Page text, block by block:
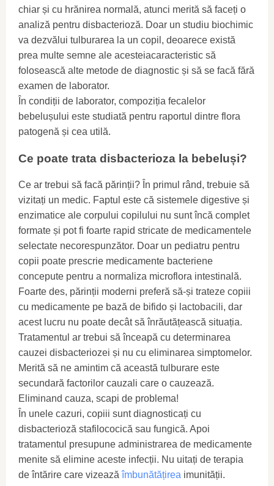
chiar și cu hrănirea normală, atunci merită să faceți o
analiză pentru disbacterioză. Doar un studiu biochimic
va dezvălui tulburarea la un copil, deoarece există
prea multe semne ale acesteiacaracteristic să
folosească alte metode de diagnostic și să se facă fără
examen de laborator.
În condiții de laborator, compoziția fecalelor
bebelușului este studiată pentru raportul dintre flora
patogenă și cea utilă.
Ce poate trata disbacterioza la bebeluși?
Ce ar trebui să facă părinții? În primul rând, trebuie să
vizitați un medic. Faptul este că sistemele digestive și
enzimatice ale corpului copilului nu sunt încă complet
formate și pot fi foarte rapid stricate de medicamentele
selectate necorespunzător. Doar un pediatru pentru
copii poate prescrie medicamente bacteriene
concepute pentru a normaliza microflora intestinală.
Foarte des, părinții moderni preferă să-și trateze copiii
cu medicamente pe bază de bifido și lactobacili, dar
acest lucru nu poate decât să înrăutățească situația.
Tratamentul ar trebui să înceapă cu determinarea
cauzei disbacteriozei și nu cu eliminarea simptomelor.
Merită să ne amintim că această tulburare este
secundară factorilor cauzali care o cauzează.
Eliminand cauza, scapi de problema!
În unele cazuri, copiii sunt diagnosticați cu
disbacterioză stafilococică sau fungică. Apoi
tratamentul presupune administrarea de medicamente
menite să elimine aceste infecții. Nu uitați de terapia
de întărire care vizeazăîmbunătățirea imunității.